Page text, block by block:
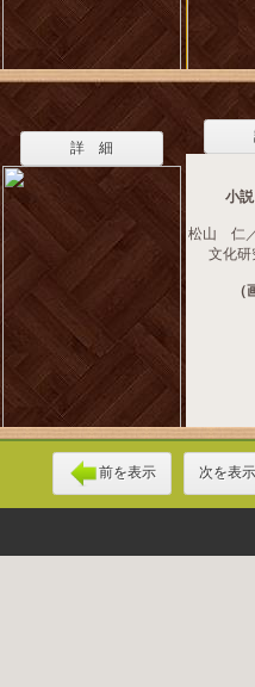
詳 細
小
松山 仁
文化研
（
前を表示 次を表示